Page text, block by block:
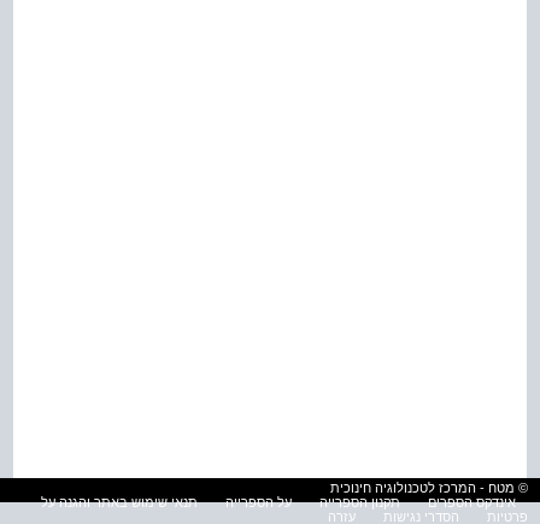
© מטח - המרכז לטכנולוגיה חינוכית
אינדקס הספרים
תקנון הספרייה על הספרייה
תנאי שימוש באתר והגנה על
פרטיות
הסדרי נגישות עזרה